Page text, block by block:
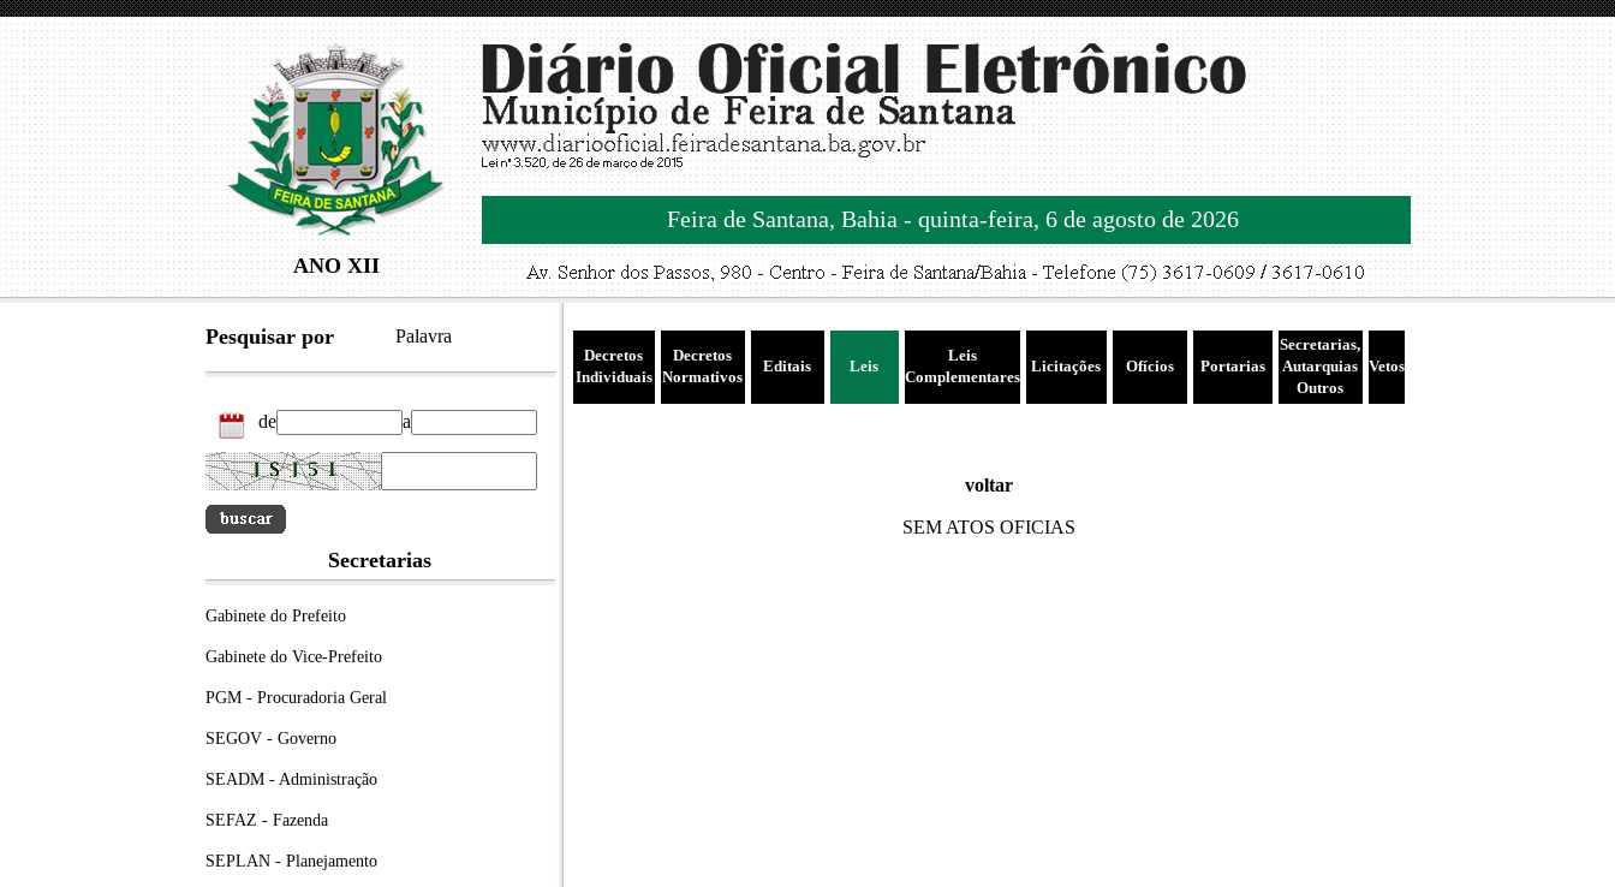
ANO XII
Feira de Santana, Bahia - quinta-feira, 6 de agosto de 2026
Pesquisar por Palavra
de a
Secretarias
Gabinete do Prefeito
Gabinete do Vice-Prefeito
PGM - Procuradoria Geral
SEGOV - Governo
SEADM - Administração
SEFAZ - Fazenda
SEPLAN - Planejamento
Decretos
Individuais
Decretos
Normativos
Editais Leis
Leis
Complementares
Licitações Ofícios Portarias
Secretarias,
Autarquias
Outros
Vetos
voltar
SEM ATOS OFICIAS